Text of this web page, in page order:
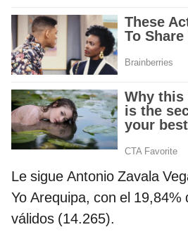
Le sigue Antonio Zavala
Yo Arequipa, con el 19,84%
válidos (14.265).